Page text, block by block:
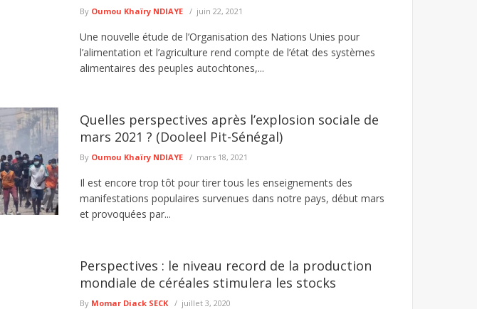
By Oumou Khaïry NDIAYE juin 22, 2021
Une nouvelle étude de l’Organisation des Nations Unies pour
l’alimentation et l’agriculture rend compte de l’état des systèmes
alimentaires des peuples autochtones,...
Quelles perspectives après l’explosion sociale de
mars 2021 ? (Dooleel Pit-Sénégal)
By Oumou Khaïry NDIAYE mars 18, 2021
Il est encore trop tôt pour tirer tous les enseignements des
manifestations populaires survenues dans notre pays, début mars
et provoquées par...
Perspectives : le niveau record de la production
mondiale de céréales stimulera les stocks
By Momar Diack SECK juillet 3, 2020